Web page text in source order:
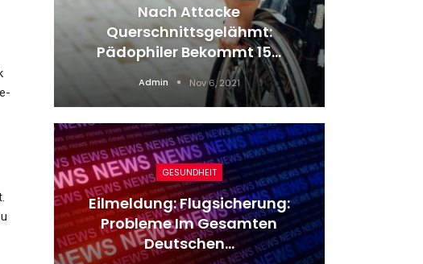
Nach Attacke
Querschnittsgelähmt:
Pädophiler Bekommt 15…
Admin Nov 6, 2021
GESUNDHEIT
Eilmeldung: Flugsicherung:
Probleme Im Gesamten
Deutschen…